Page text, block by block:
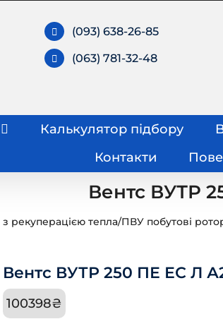
(093) 638-26-85
(063) 781-32-48
Калькулятор підбору
Контакти
Вентс ВУТР
рекуперацією тепла/ПВУ побутові
Вентс ВУТР 250 ПЕ ЕС Л
100398₴